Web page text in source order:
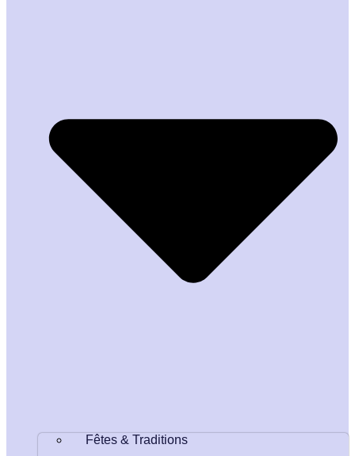
Fêtes & Traditions